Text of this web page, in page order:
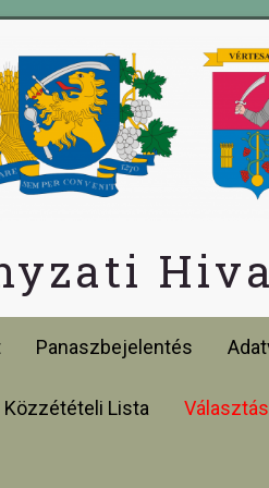
Panaszbejelentés
Közzétételi Lista